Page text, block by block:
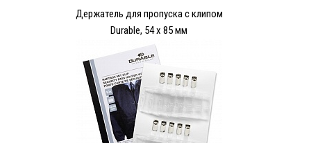
Держатель для пропуска с клипом
Durable, 54 x 85 мм